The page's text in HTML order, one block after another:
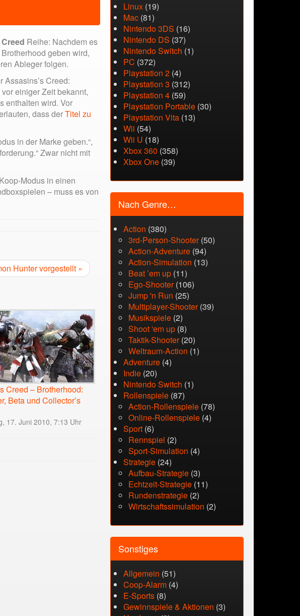
Reihe: Nachdem es
geben wird,
Ableger folgen.
Creed:
einiger Zeit bekannt,
enthalten wird. Vor
dass derTitel zu
in der Marke geben.“,
Zwar nicht mit
Modus in einen
– muss es von
Hunter vorgestellt »
Creed – Brotherhood:
Beta und Collector’s
17. Juni 2010, 7:13 Uhr
Linux (19)
Mac (81)
Nintendo 3DS (16)
Nintendo DS (37)
Nintendo Switch (1)
PC (372)
Playstation 2 (4)
Playstation 3 (312)
Playstation 4 (59)
Playstation Portable (30)
Playstation Vita (13)
Wii (54)
Wii U (18)
Xbox 360 (358)
Xbox One (39)
Nach Genre…
Action (380)
3rd-Person-Shooter(50)
Action-Adventure (94)
Action-Simulation (13)
Beat ’em up (11)
Ego-Shooter(106)
Jump 'n Run (25)
Multiplayer-Shooter(39)
Musikspiele (2)
Shoot 'em up (8)
Taktik-Shooter(20)
Weltraum-Action (1)
Adventure (4)
Indie (20)
Nintendo Switch (1)
Rollenspiele (87)
Action-Rollenspiele (78)
Online-Rollenspiele (4)
Sport (6)
Rennspiel (2)
Sport-Simulation (4)
Strategie (24)
Aufbau-Strategie (3)
Echtzeit-Strategie (11)
Rundenstrategie (2)
Wirtschaftssimulation (2)
Sonstiges
Allgemein (51)
Coop-Alarm (4)
E-Sports (8)
Gewinnspiele & Aktionen (3)